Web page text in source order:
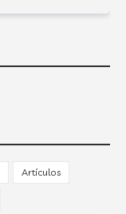
Artículos